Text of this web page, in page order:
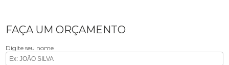
FAÇA UM ORÇAMENTO
Digite seu nome